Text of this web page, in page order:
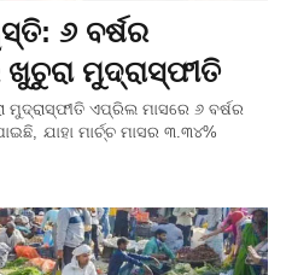
୬ ବର୍ଷର
ମୁଦ୍ରାସ୍ଫୀତି
ଏପ୍ରିଲ ମାସରେ ୬ ବର୍ଷର
ଯାହା ମାର୍ଚ୍ଚ ମାସର ୩.୩୪%